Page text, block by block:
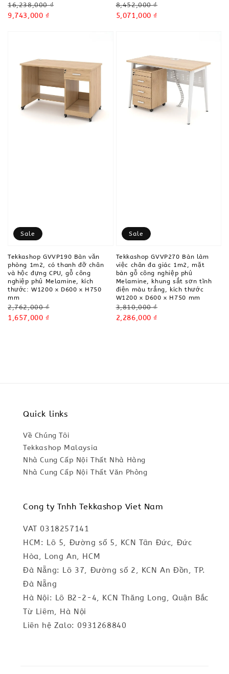
Regular
price
16,238,000 ₫
Sale
9,743,000 ₫
Regular
price
8,452,000 ₫
Sale
5,071,000 ₫
Sale
Tekkashop GVVP190 Bàn văn
phòng 1m2, có thanh đỡ chân
và hộc đựng CPU, gỗ công
nghiệp phủ Melamine, kích
thước: W1200 x D600 x H750
mm
Regular
price
2,762,000 ₫
Sale
1,657,000 ₫
Sale
Tekkashop GVVP270 Bàn làm
việc chân đa giác 1m2, mặt
bàn gỗ công nghiệp phủ
Melamine, khung sắt sơn tĩnh
điện màu trắng, kích thước
W1200 x D600 x H750 mm
Regular
price
3,810,000 ₫
Sale
2,286,000 ₫
Quick links
Về Chúng Tôi
Tekkashop Malaysia
Nhà Cung Cấp Nội Thất Nhà Hàng
Nhà Cung Cấp Nội Thất Văn Phòng
Cong ty Tnhh Tekkashop Viet Nam
VAT 0318257141
HCM: Lô 5, Đường số 5, KCN Tân Đức, Đức
Hòa, Long An, HCM
Đà Nẵng: Lô 37, Đường số 2, KCN An Đồn, TP.
Đà Nẵng
Hà Nội: Lô B2-2-4, KCN Thăng Long, Quận Bắc
Từ Liêm, Hà Nội
Liên hệ Zalo: 0931268840